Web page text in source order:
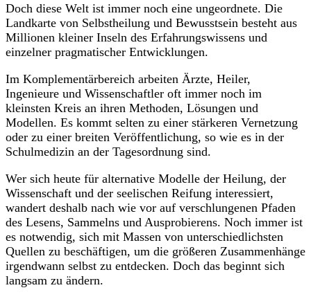
Doch diese Welt ist immer noch eine ungeordnete. Die
Landkarte von Selbstheilung und Bewusstsein besteht aus
Millionen kleiner Inseln des Erfahrungswissens und
einzelner pragmatischer Entwicklungen.
Im Komplementärbereich arbeiten Ärzte, Heiler,
Ingenieure und Wissenschaftler oft immer noch im
kleinsten Kreis an ihren Methoden, Lösungen und
Modellen. Es kommt selten zu einer stärkeren Vernetzung
oder zu einer breiten Veröffentlichung, so wie es in der
Schulmedizin an der Tagesordnung sind.
Wer sich heute für alternative Modelle der Heilung, der
Wissenschaft und der seelischen Reifung interessiert,
wandert deshalb nach wie vor auf verschlungenen Pfaden
des Lesens, Sammelns und Ausprobierens. Noch immer ist
es notwendig, sich mit Massen von unterschiedlichsten
Quellen zu beschäftigen, um die größeren Zusammenhänge
irgendwann selbst zu entdecken. Doch das beginnt sich
langsam zu ändern.